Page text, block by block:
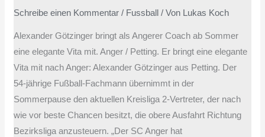
Schreibe einen Kommentar / Fussball / Von Lukas Koch
Alexander Götzinger bringt als Angerer Coach ab Sommer
eine elegante Vita mit. Anger / Petting. Er bringt eine elegante
Vita mit nach Anger: Alexander Götzinger aus Petting. Der
54-jährige Fußball-Fachmann übernimmt in der
Sommerpause den aktuellen Kreisliga 2-Vertreter, der nach
wie vor beste Chancen besitzt, die obere Ausfahrt Richtung
Bezirksliga anzusteuern. „Der SC Anger hat